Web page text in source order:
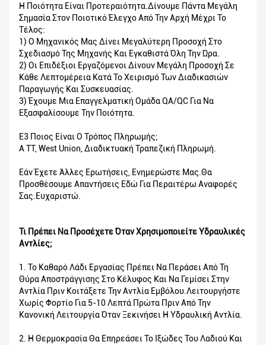
Η Ποιότητα Είναι Προτεραιότητα.Δίνουμε Πάντα Μεγάλη
Σημασία Στον Ποιοτικό Έλεγχο Από Την Αρχή Μέχρι Το
Τέλος:
1) Ο Μηχανικός Μας Δίνει Μεγαλύτερη Προσοχή Στο
Σχεδιασμό Της Μηχανής Και Εγκαθιστά Όλη Την Ώρα.
2) Οι Επιδέξιοι Εργαζόμενοι Δίνουν Μεγάλη Προσοχή Σε
Κάθε Λεπτομέρεια Κατά Το Χειρισμό Των Διαδικασιών
Παραγωγής Και Συσκευασίας.
3) Έχουμε Μια Επαγγελματική Ομάδα QA/QC Για Να
Εξασφαλίσουμε Την Ποιότητα.
Ε3 Ποιος Είναι Ο Τρόπος Πληρωμής;
A TT, West Union, Διαδικτυακή Τραπεζική Πληρωμή.
Εάν Έχετε Άλλες Ερωτήσεις, Ενημερώστε Μας.Θα
Προσθέσουμε Απαντήσεις Εδώ Για Περαιτέρω Αναφορές
Σας.Ευχαριστώ.
Τι Πρέπει Να Προσέχετε Όταν Χρησιμοποιείτε Υδραυλικές
Αντλίες;
1. Το Καθαρό Λάδι Εργασίας Πρέπει Να Περάσει Από Τη
Θύρα Αποστράγγισης Στο Κέλυφος Και Να Γεμίσει Στην
Αντλία Πριν Κοιτάξετε Την Αντλία Εμβόλου.Λειτουργήστε
Χωρίς Φορτίο Για 5-10 Λεπτά Πρώτα Πριν Από Την
Κανονική Λειτουργία Όταν Ξεκινήσει Η Υδραυλική Αντλία.
2. Η Θερμοκρασία Θα Επηρεάσει Το Ιξώδες Του Λαδιού Και